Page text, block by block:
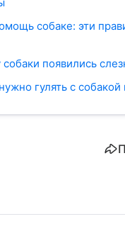
собаке: эти
появились
гулять с